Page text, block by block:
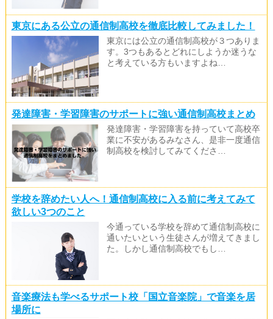
東京にある公立の通信制高校を徹底比較してみました！
東京には公立の通信制高校が３つありま
す。3つもあるとどれにしようか迷うな
と考えている方もいますよね…
発達障害・学習障害のサポートに強い通信制高校まとめ
発達障害・学習障害を持っていて高校卒
業に不安があるみなさん、是非一度通信
制高校を検討してみてくださ…
学校を辞めたい人へ！通信制高校に入る前に考えてみて
欲しい3つのこと
今通っている学校を辞めて通信制高校に
通いたいという生徒さんが増えてきまし
た。しかし通信制高校でもし…
音楽療法も学べるサポート校「国立音楽院」で音楽を居
場所に